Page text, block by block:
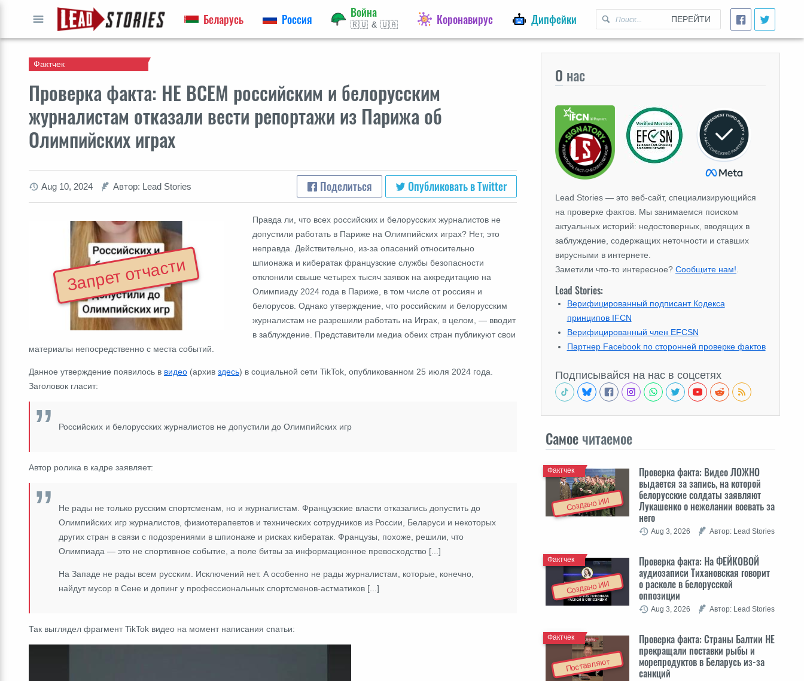
ПЕРЕЙТИ
Беларусь Россия Война
🇷🇺 & 🇺🇦 Коронавирус Дипфейки
Проверка факта: НЕ ВСЕМ российским и белорусским
журналистам отказали вести репортажи из Парижа об
Олимпийских играх
Фактчек
Aug 10, 2024 Автор: Lead Stories Поделиться Опубликовать в Twitter
Запрет отчасти
Правда ли, что всех российских и белорусских журналистов не
допустили работать в Париже на Олимпийских играх? Нет, это
неправда. Действительно, из-за опасений относительно
шпионажа и кибератак французские службы безопасности
отклонили свыше четырех тысяч заявок на аккредитацию на
Олимпиаду 2024 года в Париже, в том числе от россиян и
белорусов. Однако утверждение, что российским и белорусским
журналистам не разрешили работать на Играх, в целом, ― вводит
в заблуждение. Представители медиа обеих стран публикуют свои
материалы непосредственно с места событий.
Данное утверждение появилось в видео (архив здесь) в социальной сети TikTok, опубликованном 25 июля 2024 года.
Заголовок гласит:
Российских и белорусских журналистов не допустили до Олимпийских игр
Автор ролика в кадре заявляет:
Не рады не только русским спортсменам, но и журналистам. Французские власти отказались допустить до
Олимпийских игр журналистов, физиотерапевтов и технических сотрудников из России, Беларуси и некоторых
других стран в связи с подозрениями в шпионаже и рисках кибератак. Французы, похоже, решили, что
Олимпиада ― это не спортивное событие, а поле битвы за информационное превосходство [...]
На Западе не рады всем русским. Исключений нет. А особенно не рады журналистам, которые, конечно,
найдут мусор в Сене и допинг у профессиональных спортсменов-астматиков [...]
Так выглядел фрагмент TikTok видео на момент написания сnатьи:
О нас
Lead Stories — это веб-сайт, специализирующийся
на проверке фактов. Мы занимаемся поиском
актуальных историй: недостоверных, вводящих в
заблуждение, содержащих неточности и ставших
вирусными в интернете.
Заметили что-то интересное? Сообщите нам!
Lead Stories:
Верифицированный подписант Кодекса
принципов IFCN
Верифицированный член EFCSN
Партнер Facebook по сторонней проверке фактов
Подписывайся на нас в соцсетях
Самое читаемое
Создано ИИ
Проверка факта: Видео ЛОЖНО
выдается за запись, на которой
белорусские солдаты заявляют
Лукашенко о нежелании воевать за
него
Фактчек
Aug 3, 2026 Автор: Lead Stories
Создано ИИ
Проверка факта: На ФЕЙКОВОЙ
аудиозаписи Тихановская говорит
о расколе в белорусской
оппозиции
Фактчек
Aug 3, 2026 Автор: Lead Stories
Поставляют
Проверка факта: Cтраны Балтии НЕ
прекращали поставки рыбы и
морепродуктов в Беларусь из-за
санкций
Фактчек